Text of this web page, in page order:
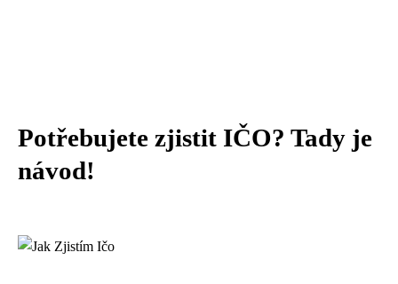
Potřebujete zjistit IČO? Tady je
návod!